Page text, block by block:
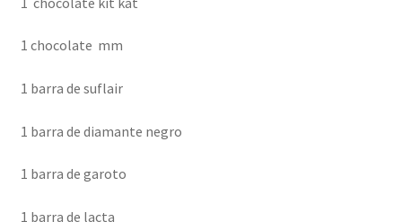
1 chocolate mm
1 barra de suflair
1 barra de diamante negro
1 barra de garoto
1 barra de lacta